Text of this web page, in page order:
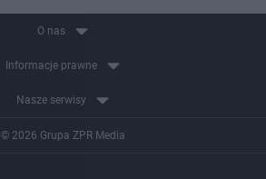
O nas
Informacje prawne
Nasze serwisy
© 2026 Grupa ZPR Media